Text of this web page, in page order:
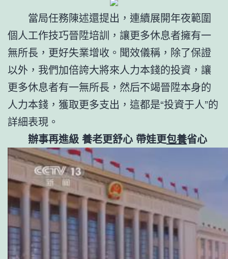
當局任務陳述還提出，連續展開年夜範圍
個人工作技巧晉陞培訓，讓更多休息者擁有一
無所長，更好失業增收。聞效儀稱，除了保證
以外，我們加倍誇大將來人力本錢的投資，讓
更多休息者有一無所長，然后不竭晉陞本身的
人力本錢，獲取更多支出，這都是“投資于人”的
詳細表現。
辦事再進級 養老更舒心 帶娃更包養省心